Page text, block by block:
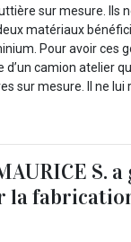
sur mesure. Ils
matériaux
Pour avoir ces
d’un camion atelier
sur mesure. Il ne lui
S.
la